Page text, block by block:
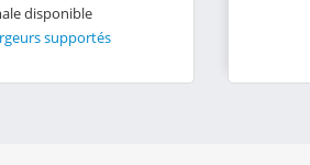
disponible
supportés